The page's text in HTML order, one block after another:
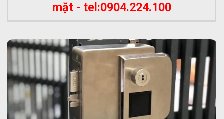
mặt - tel:0904.224.100